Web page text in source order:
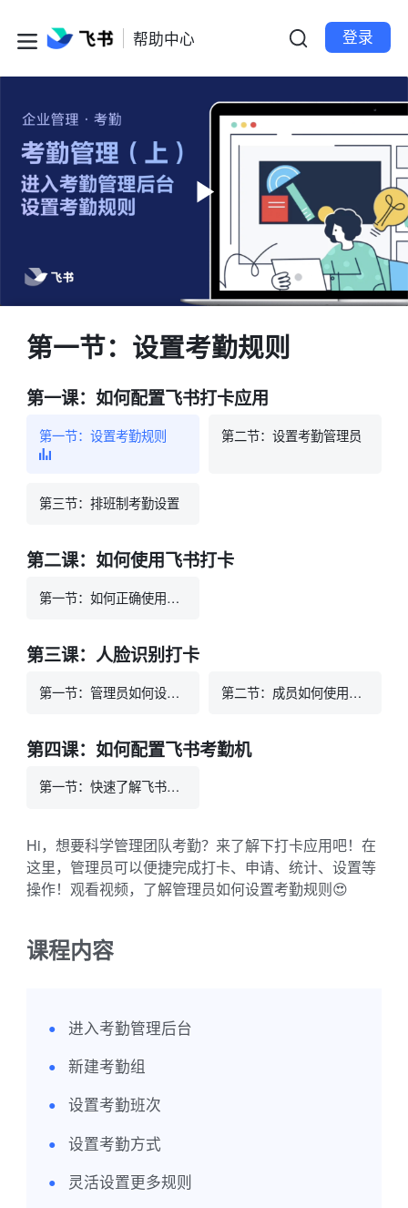
帮助中心 登录
第一节：设置考勤规则
第一课：如何配置飞书打卡应用
第一节：设置考勤规则 第二节：设置考勤管理员
第三节：排班制考勤设置
第二课：如何使用飞书打卡
第一节：如何正确使用打卡应用
第三课：人脸识别打卡
第一节：管理员如何设置人脸识别打卡 第二节：成员如何使用人脸识别打卡
第四课：如何配置飞书考勤机
第一节：快速了解飞书考勤机
Hi，想要科学管理团队考勤？来了解下打卡应用吧！在
这里，管理员可以便捷完成打卡、申请、统计、设置等
课程内容
● 进入考勤管理后台
● 新建考勤组
● 设置考勤班次
● 设置考勤方式
● 灵活设置更多规则